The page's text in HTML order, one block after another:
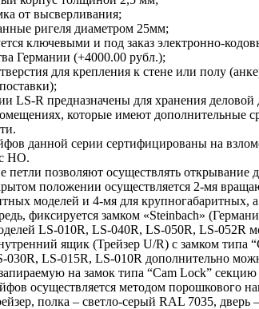
от высверливания;
ригеля диаметром 25мм;
ключевыми и под заказ электронно-
Германии (+4000.00 рубл.);
для крепления к стене или полу
LS-R предназначены для хранения деловой
которые имеют дополнительные
данной серии сертифицированы на
НО.
петли позволяют осуществлять открывание
положении осуществляется 2-мя
моделей и 4-мя для крупногабаритных,
фиксируется замком «Steinbach»
LS-010R, LS-040R, LS-050R, LS-052R
ящик (Трейзер U/R) с замком типа
030R, LS-015R, LS-010R дополнительно
на замок типа “Cam Lock” секцию
осуществляется методом порошкового
полка – светло-серый RAL 7035, дверь